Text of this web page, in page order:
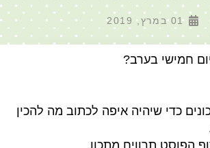
01 במרץ, 2019
חמישי בערב?
כדי שיהיה איפה לכתוב מה להכין
הפוסט תרוויח מתכון.